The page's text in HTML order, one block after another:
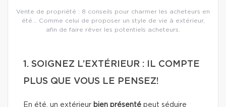
Vente de propriété : 8 conseils pour charmer les acheteurs en
été… Comme celui de proposer un style de vie à extérieur,
afin de faire rêver les potentiels acheteurs.
1. SOIGNEZ L’EXTÉRIEUR : IL COMPTE
PLUS QUE VOUS LE PENSEZ!
En été, un extérieur bien présenté peut séduire